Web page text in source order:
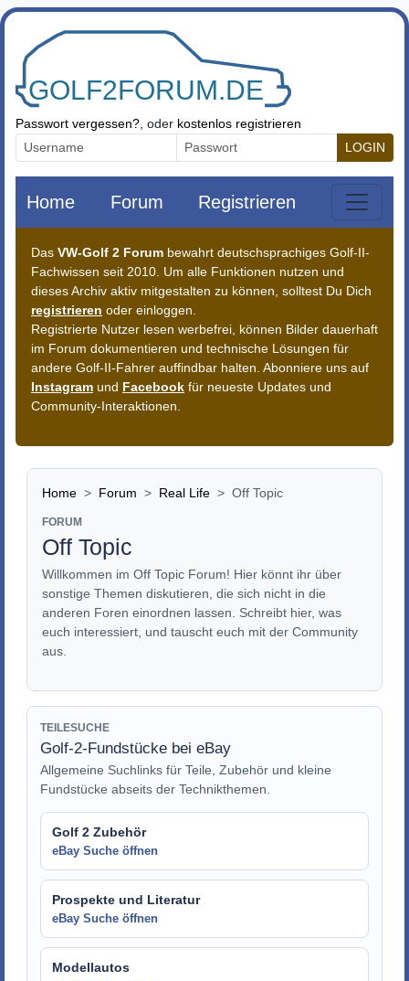
Zum Inhalt springen
Passwort vergessen? , oder kostenlos registrieren
LOGIN
Home Forum Registrieren
Das VW-Golf 2 Forum bewahrt deutschsprachiges Golf-II-
Fachwissen seit 2010. Um alle Funktionen nutzen und
dieses Archiv aktiv mitgestalten zu können, solltest Du Dich
registrieren oder einloggen.
Registrierte Nutzer lesen werbefrei, können Bilder dauerhaft
im Forum dokumentieren und technische Lösungen für
andere Golf-II-Fahrer auffindbar halten. Abonniere uns auf
Instagram und Facebook für neueste Updates und
Community-Interaktionen.
Home Forum Real Life Off Topic
FORUM
Off Topic
Willkommen im Off Topic Forum! Hier könnt ihr über
sonstige Themen diskutieren, die sich nicht in die
anderen Foren einordnen lassen. Schreibt hier, was
euch interessiert, und tauscht euch mit der Community
aus.
TEILESUCHE
Golf-2-Fundstücke bei eBay
Allgemeine Suchlinks für Teile, Zubehör und kleine
Fundstücke abseits der Technikthemen.
Golf 2 Zubehör
eBay Suche öffnen
Prospekte und Literatur
eBay Suche öffnen
Modellautos